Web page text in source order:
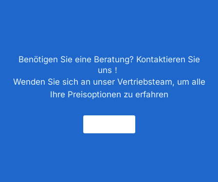
Benötigen Sie eine Beratung? Kontaktieren Sie
uns！
Wenden Sie sich an unser Vertriebsteam, um alle
Ihre Preisoptionen zu erfahren